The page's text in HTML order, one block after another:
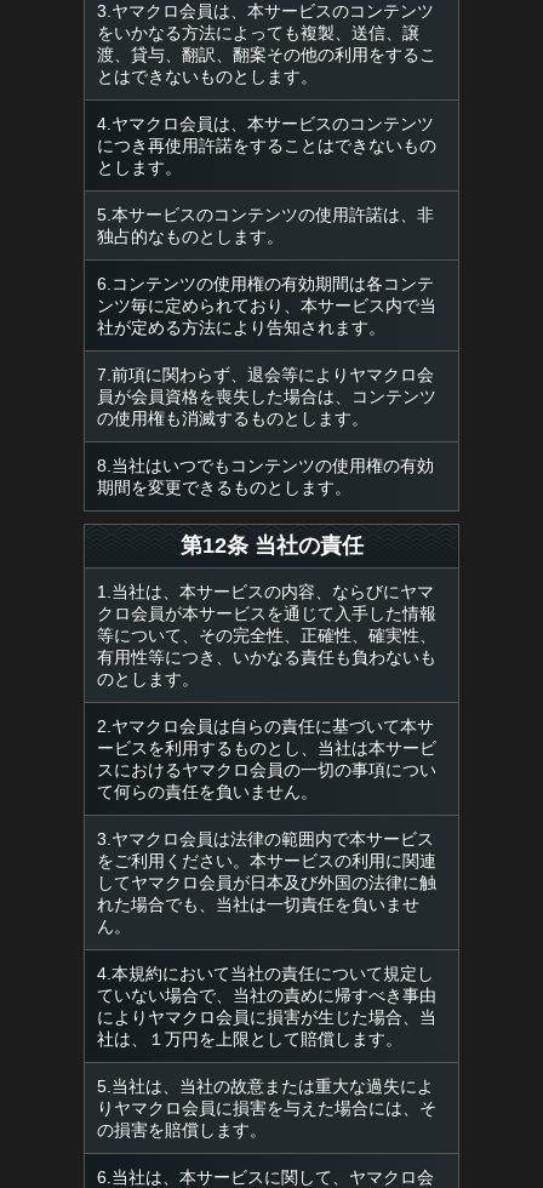
3.ヤマクロ会員は、本サービスのコンテンツ
をいかなる方法によっても複製、送信、譲
渡、貸与、翻訳、翻案その他の利用をするこ
とはできないものとします。
4.ヤマクロ会員は、本サービスのコンテンツ
につき再使用許諾をすることはできないもの
とします。
5.本サービスのコンテンツの使用許諾は、非
独占的なものとします。
6.コンテンツの使用権の有効期間は各コンテ
ンツ毎に定められており、本サービス内で当
社が定める方法により告知されます。
7.前項に関わらず、退会等によりヤマクロ会
員が会員資格を喪失した場合は、コンテンツ
の使用権も消滅するものとします。
8.当社はいつでもコンテンツの使用権の有効
期間を変更できるものとします。
第12条 当社の責任
1.当社は、本サービスの内容、ならびにヤマ
クロ会員が本サービスを通じて入手した情報
等について、その完全性、正確性、確実性、
有用性等につき、いかなる責任も負わないも
のとします。
2.ヤマクロ会員は自らの責任に基づいて本サ
ービスを利用するものとし、当社は本サービ
スにおけるヤマクロ会員の一切の事項につい
て何らの責任を負いません。
3.ヤマクロ会員は法律の範囲内で本サービス
をご利用ください。本サービスの利用に関連
してヤマクロ会員が日本及び外国の法律に触
れた場合でも、当社は一切責任を負いませ
ん。
4.本規約において当社の責任について規定し
ていない場合で、当社の責めに帰すべき事由
によりヤマクロ会員に損害が生じた場合、当
社は、１万円を上限として賠償します。
5.当社は、当社の故意または重大な過失によ
りヤマクロ会員に損害を与えた場合には、そ
の損害を賠償します。
6.当社は、本サービスに関して、ヤマクロ会